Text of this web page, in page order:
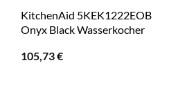
KitchenAid 5KEK1222EOB
Onyx Black Wasserkocher
105,73€